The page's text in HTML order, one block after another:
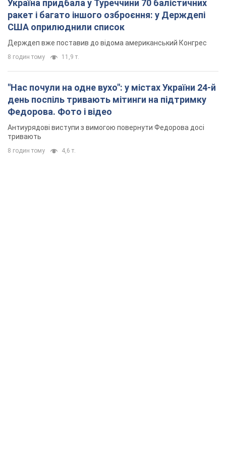
Україна придбала у Туреччини 70 балістичних
ракет і багато іншого озброєння: у Держдепі
США оприлюднили список
Держдеп вже поставив до відома американський Конгрес
8 годин тому 11,9 т.
"Нас почули на одне вухо": у містах України 24-й
день поспіль тривають мітинги на підтримку
Федорова. Фото і відео
Антиурядові виступи з вимогою повернути Федорова досі
тривають
8 годин тому 4,6 т.